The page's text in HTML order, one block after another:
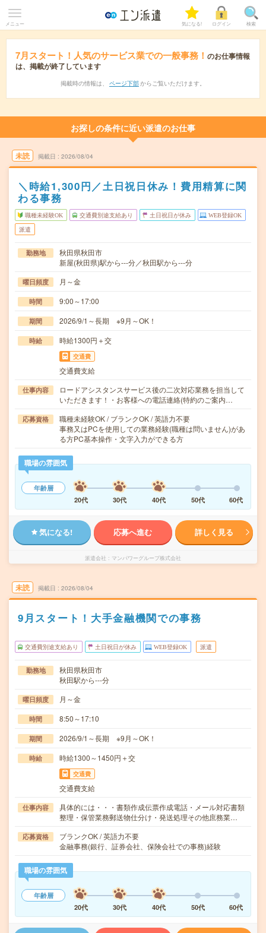
メニュー 気になる! ログイン 検索
7月スタート！人気のサービス業での一般事務！ のお仕事情報
は、掲載が終了しています
掲載時の情報は、 ページ下部 からご覧いただけます。
お探しの条件に近い派遣のお仕事
未読 掲載日 2026/08/04
＼時給1,300円／土日祝日休み！費用精算に関
わる事務
職種未経験OK 交通費別途支給あり 土日祝日が休み WEB登録OK
派遣
勤務地
秋田県秋田市
新屋(秋田県)駅から---分／秋田駅から---分
曜日頻度 月～金
時間 9:00～17:00
期間 2026/9/1～長期 ※9月～OK！
時給 時給1300円＋交
交通費
交通費支給
仕事内容
ロードアシスタンスサービス後の二次対応業務を担当して
いただきます！・お客様への電話連絡(特約のご案内…
応募資格
職種未経験OK / ブランクOK / 英語力不要
事務又はPCを使用しての業務経験(職種は問いません)があ
る方PC基本操作・文字入力ができる方
職場の雰囲気
年齢層
20代
30代 40代 50代 60代
気になる! 応募へ進む 詳しく見る
派遣会社 マンパワーグループ株式会社
未読 掲載日 2026/08/04
9月スタート！大手金融機関での事務
交通費別途支給あり 土日祝日が休み WEB登録OK 派遣
勤務地
秋田県秋田市
秋田駅から---分
曜日頻度 月～金
時間 8:50～17:10
期間 2026/9/1～長期 ※9月～OK！
時給 時給1300～1450円＋交
交通費
交通費支給
仕事内容
具体的には・・・書類作成伝票作成電話・メール対応書類
整理・保管業務郵送物仕分け・発送処理その他庶務業…
応募資格
ブランクOK / 英語力不要
金融事務(銀行、証券会社、保険会社での事務)経験
職場の雰囲気
年齢層
20代
30代 40代 50代 60代